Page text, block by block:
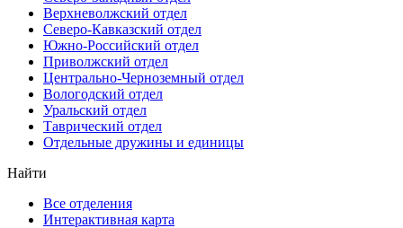
Верхневолжский отдел
Северо-Кавказский отдел
Южно-Российский отдел
Приволжский отдел
Центрально-Черноземный отдел
Вологодский отдел
Уральский отдел
Таврический отдел
Отдельные дружины и единицы
Найти
Все отделения
Интерактивная карта